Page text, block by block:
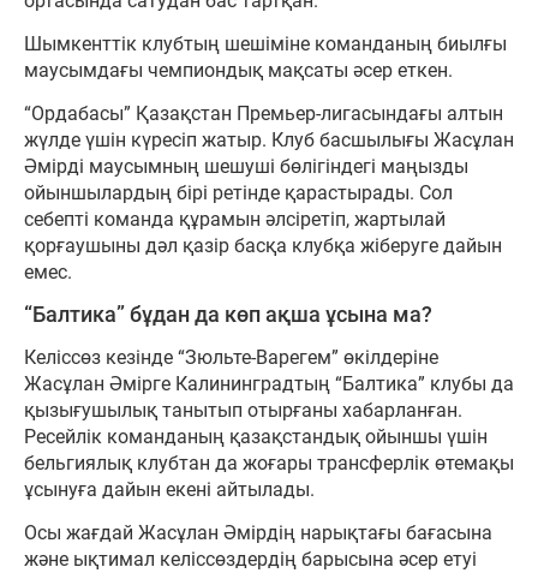
Шымкенттік клубтың шешіміне команданың биылғы
маусымдағы чемпиондық мақсаты әсер еткен.
“Ордабасы” Қазақстан Премьер-лигасындағы алтын
жүлде үшін күресіп жатыр. Клуб басшылығы Жасұлан
Әмірді маусымның шешуші бөлігіндегі маңызды
ойыншылардың бірі ретінде қарастырады. Сол
себепті команда құрамын әлсіретіп, жартылай
қорғаушыны дәл қазір басқа клубқа жіберуге дайын
емес.
“Балтика” бұдан да көп ақша ұсына ма?
Келіссөз кезінде “Зюльте-Варегем” өкілдеріне
Жасұлан Әмірге Калининградтың “Балтика” клубы да
қызығушылық танытып отырғаны хабарланған.
Ресейлік команданың қазақстандық ойыншы үшін
бельгиялық клубтан да жоғары трансферлік өтемақы
ұсынуға дайын екені айтылады.
Осы жағдай Жасұлан Әмірдің нарықтағы бағасына
және ықтимал келіссөздердің барысына әсер етуі